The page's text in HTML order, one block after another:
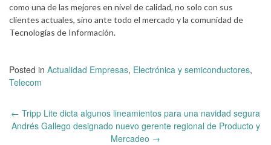
como una de las mejores en nivel de calidad, no solo con sus
clientes actuales, sino ante todo el mercado y la comunidad de
Tecnologías de Información.
Posted in Actualidad Empresas, Electrónica y semiconductores,
Telecom
Post
navigation
← Tripp Lite dicta algunos lineamientos para una navidad segura
Andrés Gallego designado nuevo gerente regional de Producto y
Mercadeo →